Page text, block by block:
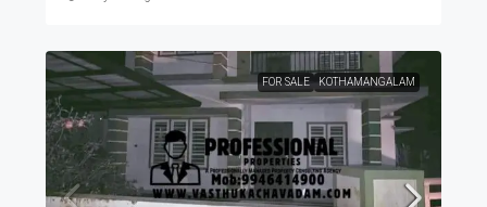
FOR SALE KOTHAMANGALAM